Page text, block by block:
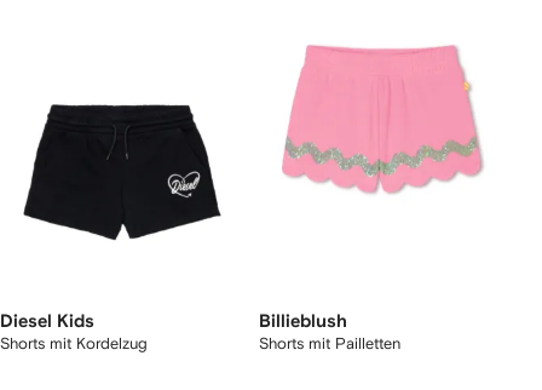
Diesel Kids
Shorts mit Kordelzug
Billieblush
Shorts mit Pailletten